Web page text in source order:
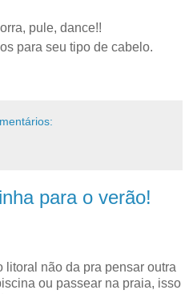
pule, dance!!
para seu tipo de cabelo.
para o verão!
litoral não da pra pensar outra
ou passear na praia, isso